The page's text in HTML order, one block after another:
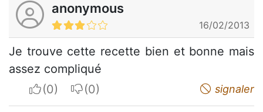
anonymous
16/02/2013
Je trouve cette recette bien et bonne mais
assez compliqué
I apreciateI do not appreciate signaler